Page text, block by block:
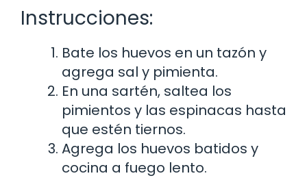
Instrucciones:
Bate los huevos en un tazón y
agrega sal y pimienta.
En una sartén, saltea los
pimientos y las espinacas hasta
que estén tiernos.
Agrega los huevos batidos y
cocina a fuego lento.